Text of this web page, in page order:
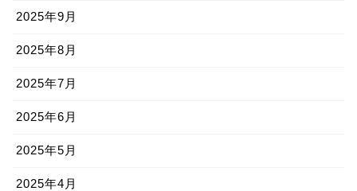
2025年9月
2025年8月
2025年7月
2025年6月
2025年5月
2025年4月